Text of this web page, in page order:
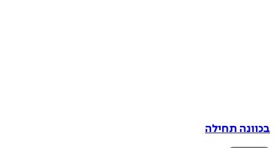
בכוונה תחילה